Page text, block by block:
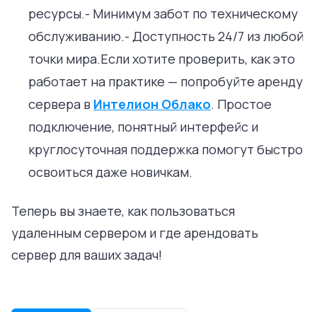
ресурсы.- Минимум забот по техническому
обслуживанию.- Доступность 24/7 из любой
точки мира.Если хотите проверить, как это
работает на практике — попробуйте аренду
сервера в Интелион Облако. Простое
подключение, понятный интерфейс и
круглосуточная поддержка помогут быстро
освоиться даже новичкам.
Теперь вы знаете, как пользоваться
удаленным сервером и где арендовать
сервер для ваших задач!